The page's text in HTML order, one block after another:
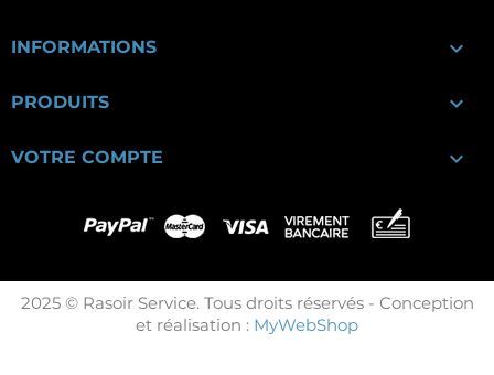
INFORMATIONS 
PRODUITS 
VOTRE COMPTE 
2025 © Rasoir Service. Tous droits réservés - Conception
et réalisation : MyWebShop